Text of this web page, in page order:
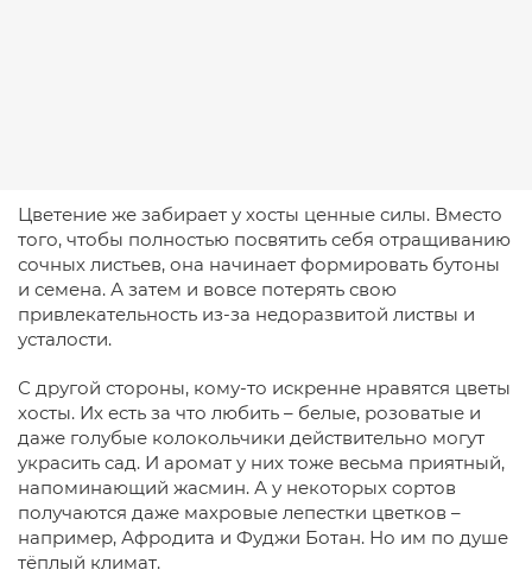
Цветение же забирает у хосты ценные силы. Вместо
того, чтобы полностью посвятить себя отращиванию
сочных листьев, она начинает формировать бутоны
и семена. А затем и вовсе потерять свою
привлекательность из-за недоразвитой листвы и
усталости.
С другой стороны, кому-то искренне нравятся цветы
хосты. Их есть за что любить – белые, розоватые и
даже голубые колокольчики действительно могут
украсить сад. И аромат у них тоже весьма приятный,
напоминающий жасмин. А у некоторых сортов
получаются даже махровые лепестки цветков –
например, Афродита и Фуджи Ботан. Но им по душе
тёплый климат.